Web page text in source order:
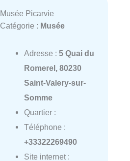
Musée Picarvie
Catégorie : Musée
Adresse : 5 Quai du
Romerel, 80230
Saint-Valery-sur-
Somme
Quartier :
Téléphone :
+33322269490
Site internet :